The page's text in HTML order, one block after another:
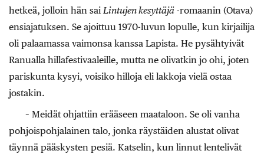
hetkeä, jolloin hän sai Lintujen kesyttäjä -romaanin (Otava)
ensiajatuksen. Se ajoittuu 1970-luvun lopulle, kun kirjailija
oli palaamassa vaimonsa kanssa Lapista. He pysähtyivät
Ranualla hillafestivaaleille, mutta ne olivatkin jo ohi, joten
pariskunta kysyi, voisiko hilloja eli lakkoja vielä ostaa
jostakin.
– Meidät ohjattiin erääseen maataloon. Se oli vanha
pohjoispohjalainen talo, jonka räystäiden alustat olivat
täynnä pääskysten pesiä. Katselin, kun linnut lentelivät